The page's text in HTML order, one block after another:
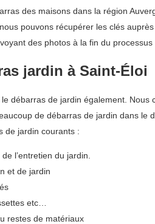
des maisons dans la région
pouvons récupérer les clés
des photos à la fin du processus
jardin à Saint-Éloi
débarras de jardin également.
de débarras de jardin dans le
de jardin courants :
l’entretien du jardin.
et de jardin
etc…
restes de matériaux